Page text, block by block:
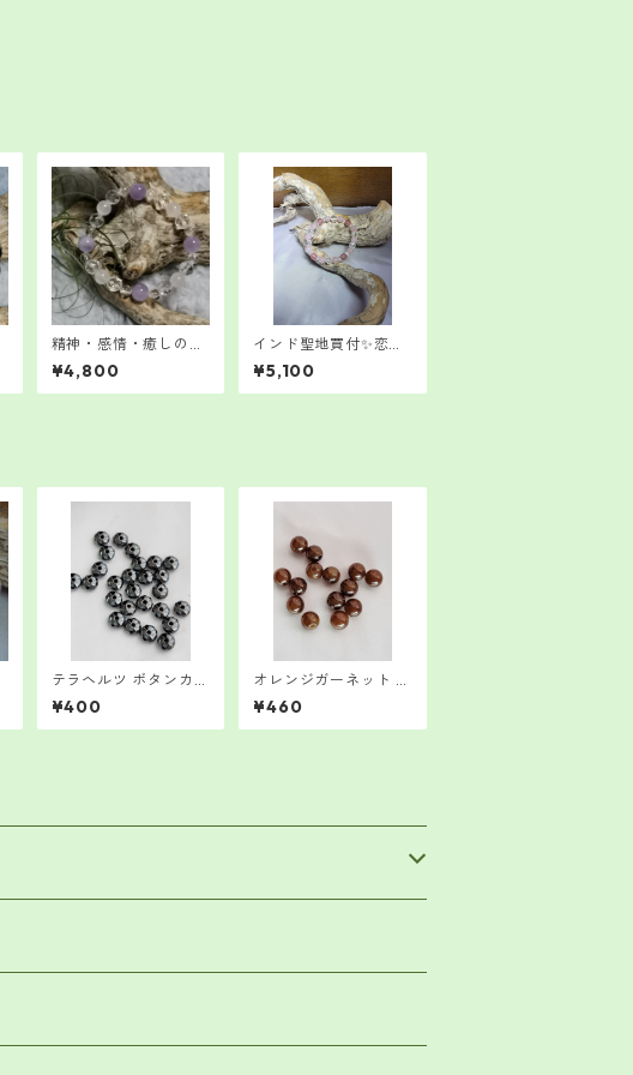
精神・感情・癒しのバ
ランス
¥4,800
インド聖地買付✨恋愛
女性運アップブレスレ
ット
¥5,100
テラヘルツ ボタンカッ
ト 10粒バラ売り
¥400
オレンジガーネット 7.
5mm 4粒
¥460